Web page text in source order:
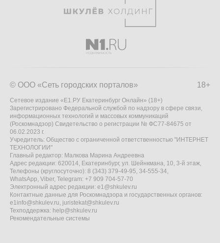
18+
© ООО «Сеть городских порталов»
Сетевое издание «Е1.РУ Екатеринбург Онлайн» (18+)
Зарегистрировано Федеральной службой по надзору в сфере связи,
информационных технологий и массовых коммуникаций
(Роскомнадзор) Свидетельство о регистрации № ФС77-84675 от
06.02.2023 г.
Учредитель: Общество с ограниченной ответственностью "ИНТЕРНЕТ
ТЕХНОЛОГИИ"
Главный редактор: Малкова Марина Андреевна
Адрес редакции: 620014, Екатеринбург, ул. Шейнкмана, 10, 3-й этаж,
Телефоны (круглосуточно): 8 (343) 379-49-95, 34-555-34,
WhatsApp, Viber, Telegram: +7 909 704-57-70
Электронный адрес редакции: e1@shkulev.ru
Контактные данные для Роскомнадзора и государственных органов:
e1info@shkulev.ru, juristekat@shkulev.ru
Техподдержка: help@shkulev.ru
Рекомендательные системы